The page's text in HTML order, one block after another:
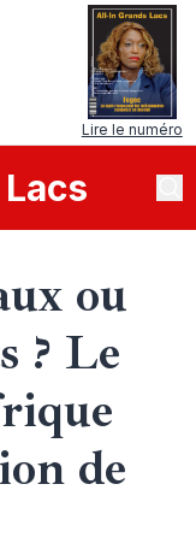
Lire le numéro
ou
? Le
de